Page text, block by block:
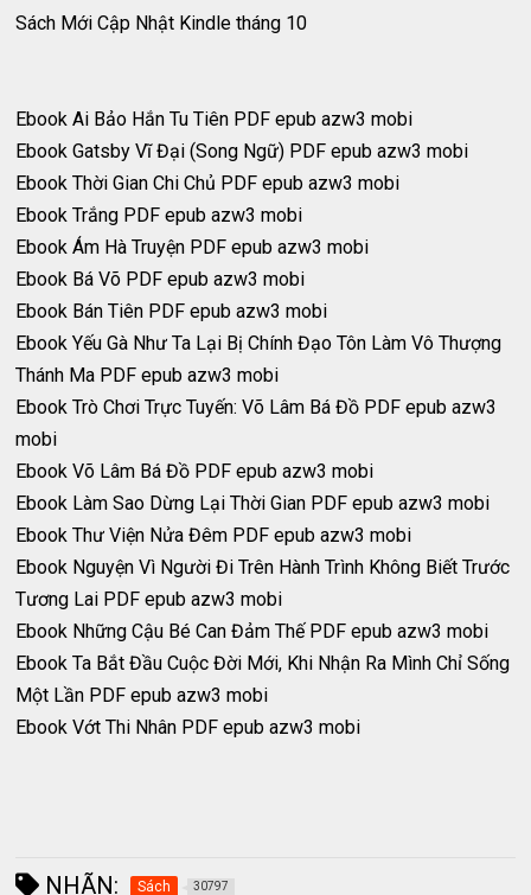
Sách Mới Cập Nhật Kindle tháng 10
Ebook Ai Bảo Hắn Tu Tiên PDF epub azw3 mobi
Ebook Gatsby Vĩ Đại (Song Ngữ) PDF epub azw3 mobi
Ebook Thời Gian Chi Chủ PDF epub azw3 mobi
Ebook Trắng PDF epub azw3 mobi
Ebook Ám Hà Truyện PDF epub azw3 mobi
Ebook Bá Võ PDF epub azw3 mobi
Ebook Bán Tiên PDF epub azw3 mobi
Ebook Yếu Gà Như Ta Lại Bị Chính Đạo Tôn Làm Vô Thượng
Thánh Ma PDF epub azw3 mobi
Ebook Trò Chơi Trực Tuyến: Võ Lâm Bá Đồ PDF epub azw3
mobi
Ebook Võ Lâm Bá Đồ PDF epub azw3 mobi
Ebook Làm Sao Dừng Lại Thời Gian PDF epub azw3 mobi
Ebook Thư Viện Nửa Đêm PDF epub azw3 mobi
Ebook Nguyện Vì Người Đi Trên Hành Trình Không Biết Trước
Tương Lai PDF epub azw3 mobi
Ebook Những Cậu Bé Can Đảm Thế PDF epub azw3 mobi
Ebook Ta Bắt Đầu Cuộc Đời Mới, Khi Nhận Ra Mình Chỉ Sống
Một Lần PDF epub azw3 mobi
Ebook Vớt Thi Nhân PDF epub azw3 mobi
NHÃN: Sách 30797